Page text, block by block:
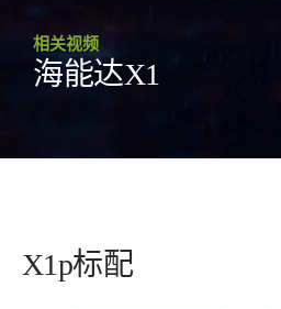
相关视频
海能达X1
X1p标配